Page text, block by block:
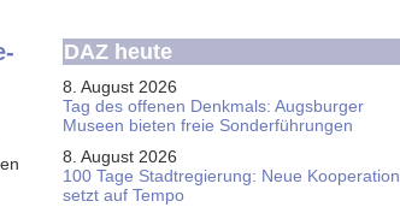
DAZ heute
8. August 2026
Tag des offenen Denkmals: Augsburger
Museen bieten freie Sonderführungen
8. August 2026
100 Tage Stadtregierung: Neue Kooperation
setzt auf Tempo